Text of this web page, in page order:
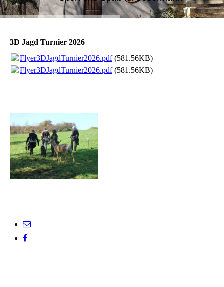
3D Jagd Turnier 2026
Flyer3DJagdTurnier2026.pdf(581.56KB)
Flyer3DJagdTurnier2026.pdf(581.56KB)